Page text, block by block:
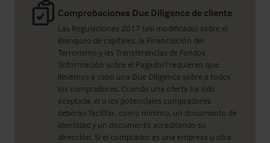
Comprobaciones Due Diligence de cliente
Las Regulaciones 2017 (así modificado) sobre el
Blanqueo de capitales, la Financiación del
Terrorismo y las Transferencias de Fondos
(información sobre el Pagador) requieren que
llevemos a cabo una Due Diligence sobre a todos
los compradores. Cuando una oferta ha sido
aceptada, el o los potenciales compradores
deberán facilitar, como mínimo, un documento de
identidad y un documento acreditando su
dirección. Si el comprador es una empresa u otra